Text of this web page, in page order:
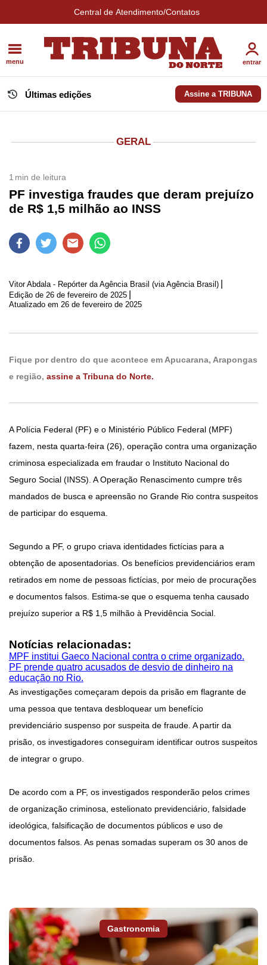
Central de Atendimento/Contatos
menu entrar
Últimas edições Assine a TRIBUNA
GERAL
1 min de leitura
PF investiga fraudes que deram prejuízo
de R$ 1,5 milhão ao INSS
Vitor Abdala - Repórter da Agência Brasil (via Agência Brasil)
Edição de 26 de fevereiro de 2025
Atualizado em 26 de fevereiro de 2025
Fique por dentro do que acontece em Apucarana, Arapongas
e região, assine a Tribuna do Norte.
A Polícia Federal (PF) e o Ministério Público Federal (MPF)
fazem, nesta quarta-feira (26), operação contra uma organização
criminosa especializada em fraudar o Instituto Nacional do
Seguro Social (INSS). A Operação Renascimento cumpre três
mandados de busca e apreensão no Grande Rio contra suspeitos
de participar do esquema.
Segundo a PF, o grupo criava identidades fictícias para a
obtenção de aposentadorias. Os benefícios previdenciários eram
retirados em nome de pessoas fictícias, por meio de procurações
e documentos falsos. Estima-se que o esquema tenha causado
prejuízo superior a R$ 1,5 milhão à Previdência Social.
Notícias relacionadas:
MPF institui Gaeco Nacional contra o crime organizado.
PF prende quatro acusados de desvio de dinheiro na
educação no Rio.
As investigações começaram depois da prisão em flagrante de
uma pessoa que tentava desbloquear um benefício
previdenciário suspenso por suspeita de fraude. A partir da
prisão, os investigadores conseguiram identificar outros suspeitos
de integrar o grupo.
De acordo com a PF, os investigados responderão pelos crimes
de organização criminosa, estelionato previdenciário, falsidade
ideológica, falsificação de documentos públicos e uso de
documentos falsos. As penas somadas superam os 30 anos de
prisão.
Gastronomia